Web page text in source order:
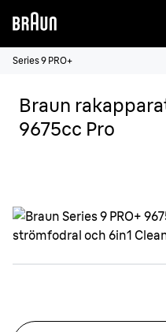
Series 9 PRO+
Braun
9675cc Pro